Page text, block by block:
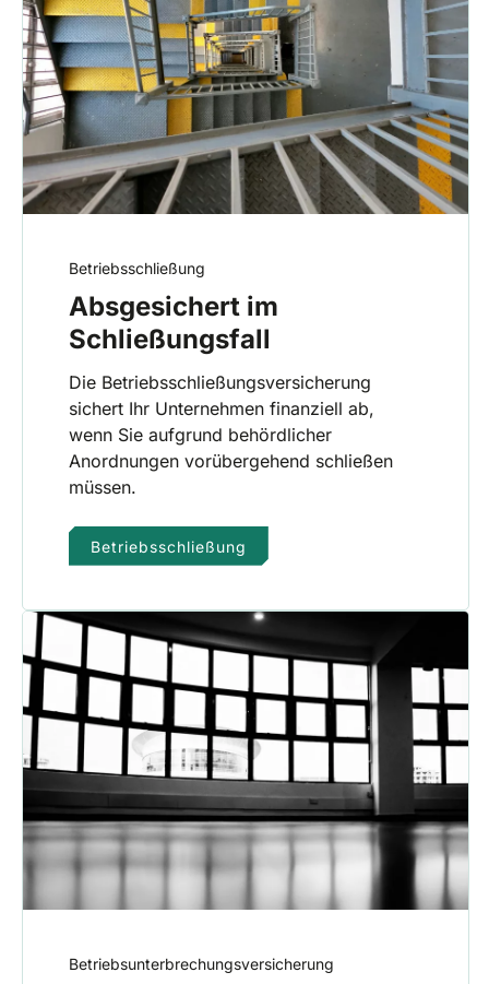
Betriebsschließung
Absgesichert im
Schließungsfall
Die Betriebsschließungsversicherung
sichert Ihr Unternehmen finanziell ab,
wenn Sie aufgrund behördlicher
Anordnungen vorübergehend schließen
müssen.
Betriebsschließung
Betriebsunterbrechungsversicherung